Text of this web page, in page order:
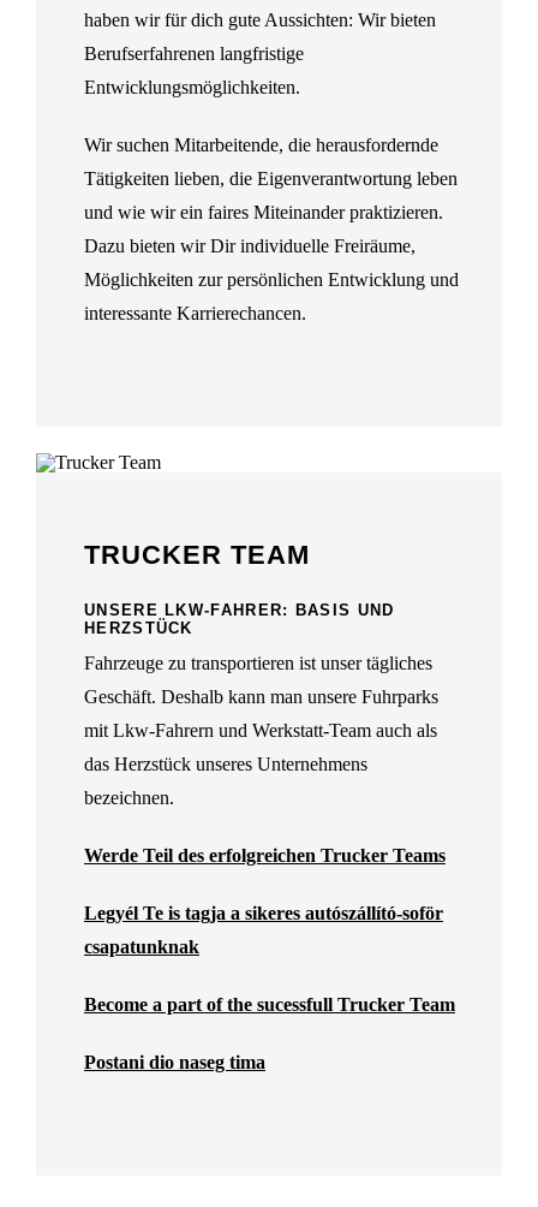
haben wir für dich gute Aussichten: Wir bieten
Berufserfahrenen langfristige
Entwicklungsmöglichkeiten.
Wir suchen Mitarbeitende, die herausfordernde
Tätigkeiten lieben, die Eigenverantwortung leben
und wie wir ein faires Miteinander praktizieren.
Dazu bieten wir Dir individuelle Freiräume,
Möglichkeiten zur persönlichen Entwicklung und
interessante Karrierechancen.
TRUCKER TEAM
UNSERE LKW-FAHRER: BASIS UND
HERZSTÜCK
Fahrzeuge zu transportieren ist unser tägliches
Geschäft. Deshalb kann man unsere Fuhrparks
mit Lkw-Fahrern und Werkstatt-Team auch als
das Herzstück unseres Unternehmens
bezeichnen.
Werde Teil des erfolgreichen Trucker Teams
Legyél Te is tagja a sikeres autószállító-soför
csapatunknak
Become a part of the sucessfull Trucker Team
Postani dio naseg tima